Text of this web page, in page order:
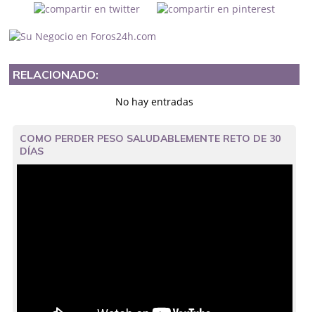
RELACIONADO:
No hay entradas
COMO PERDER PESO SALUDABLEMENTE RETO DE 30
DÍAS